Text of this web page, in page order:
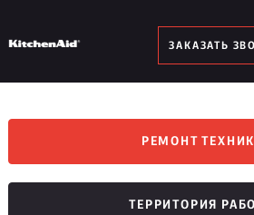
ЗАКАЗАТЬ
РЕМОНТ
ТЕРРИТОРИЯ